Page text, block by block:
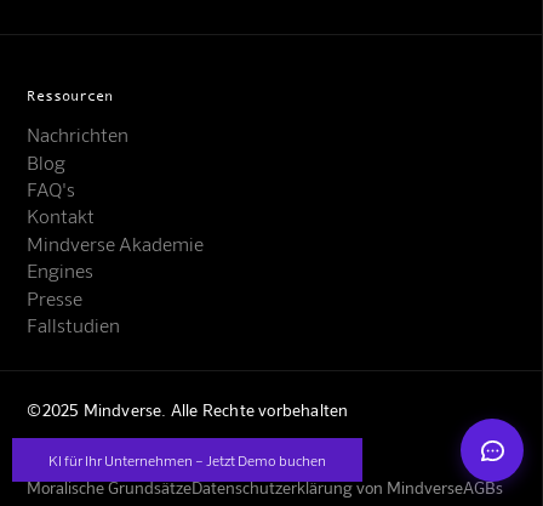
KI für Ihr Unternehmen – Jetzt Demo buchen
Ressourcen
Nachrichten
Blog
FAQ's
Kontakt
Mindverse Akademie
Engines
Presse
Fallstudien
©2025 Mindverse. Alle Rechte vorbehalten
Moralische GrundsätzeDatenschutzerklärung von MindverseAGBs